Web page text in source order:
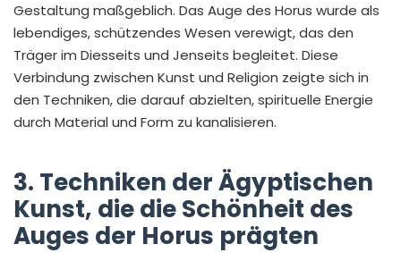
Gestaltung maßgeblich. Das Auge des Horus wurde als
lebendiges, schützendes Wesen verewigt, das den
Träger im Diesseits und Jenseits begleitet. Diese
Verbindung zwischen Kunst und Religion zeigte sich in
den Techniken, die darauf abzielten, spirituelle Energie
durch Material und Form zu kanalisieren.
3. Techniken der Ägyptischen
Kunst, die die Schönheit des
Auges der Horus prägten